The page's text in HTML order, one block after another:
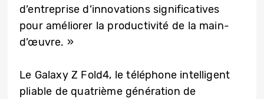
d’entreprise d’innovations significatives
pour améliorer la productivité de la main-
d’œuvre. »
Le Galaxy Z Fold4, le téléphone intelligent
pliable de quatrième génération de